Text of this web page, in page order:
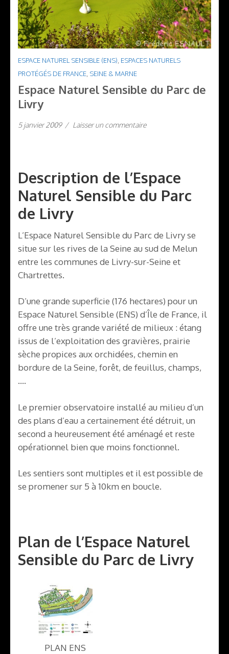
ESPACE NATUREL SENSIBLE (ENS) ESPACES NATURELS
PROTÉGÉS DE FRANCE SEINE & MARNE
Espace Naturel Sensible du Parc de
Livry
5 janvier 2009 / Laisser un commentaire
Description de l’Espace
Naturel Sensible du Parc
de Livry
L’Espace Naturel Sensible du Parc de Livry se
situe sur les rives de la Seine au sud de Melun
entre les communes de Livry-sur-Seine et
Chartrettes.
D’une grande superficie (176 hectares) pour un
Espace Naturel Sensible (ENS) d’Île de France, il
offre une très grande variété de milieux : étang
issus de l’exploitation des gravières, prairie
sèche propices aux orchidées, chemin en
bordure de la Seine, forêt, de feuillus, champs,
….
Le premier observatoire installé au milieu d’un
des plans d’eau a certainement été détruit, un
second a heureusement été aménagé et reste
opérationnel bien que moins fonctionnel.
Les sentiers sont multiples et il est possible de
se promener sur 5 à 10km en boucle.
Plan de l’Espace Naturel
Sensible du Parc de Livry
PLAN ENS